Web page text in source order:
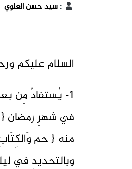
:سيد حسن العلوي
السلام عليكم
1- يُستفادُ مِن
وبالتحديدِ في